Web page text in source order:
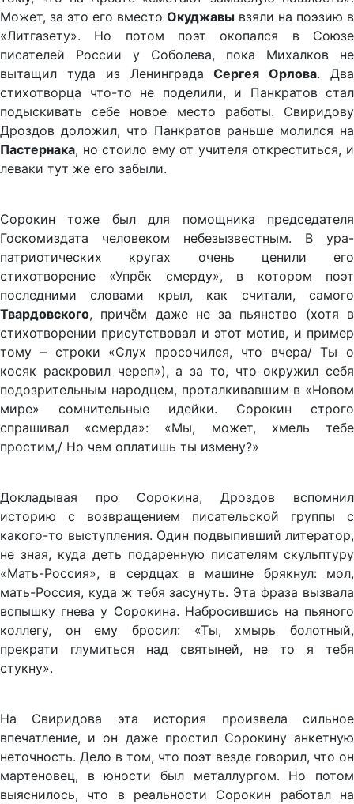
Может, за это его вместо Окуджавы взяли на поэзию в
«Литгазету». Но потом поэт окопался в Союзе
писателей России у Соболева, пока Михалков не
вытащил туда из ЛенинградаСергея Орлова. Два
стихотворца что-то не поделили, и Панкратов стал
подыскивать себе новое место работы. Свиридову
Дроздов доложил, что Панкратов раньше молился на
Пастернака, но стоило ему от учителя откреститься, и
леваки тут же его забыли.
Сорокин тоже был для помощника председателя
Госкомиздата человеком небезызвестным. В ура-
патриотических кругах очень ценили его
стихотворение «Упрёк смерду», в котором поэт
последними словами крыл, как считали, самого
Твардовского, причём даже не за пьянство (хотя в
стихотворении присутствовал и этот мотив, и пример
тому – строки «Слух просочился, что вчера/ Ты о
косяк раскровил череп»), а за то, что окружил себя
подозрительным народцем, проталкивавшим в «Новом
мире» сомнительные идейки. Сорокин строго
спрашивал «смерда»: «Мы, может, хмель тебе
простим,/ Но чем оплатишь ты измену?»
Докладывая про Сорокина, Дроздов вспомнил
историю с возвращением писательской группы с
какого-то выступления. Один подвыпивший литератор,
не зная, куда деть подаренную писателям скульптуру
«Мать-Россия», в сердцах в машине брякнул: мол,
мать-Россия, куда ж тебя засунуть. Эта фраза вызвала
вспышку гнева у Сорокина. Набросившись на пьяного
коллегу, он ему бросил: «Ты, хмырь болотный,
прекрати глумиться над святыней, не то я тебя
стукну».
На Свиридова эта история произвела сильное
впечатление, и он даже простил Сорокину анкетную
неточность. Дело в том, что поэт везде говорил, что он
мартеновец, в юности был металлургом. Но потом
выяснилось, что в реальности Сорокин работал на